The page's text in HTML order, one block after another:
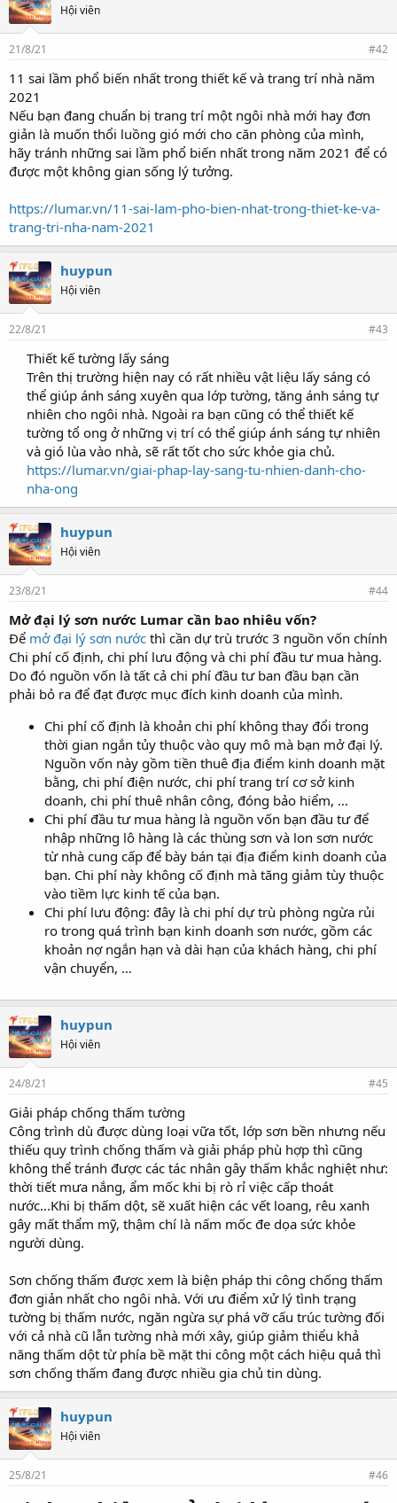
Hội viên
21/8/21 #42
11 sai lầm phổ biến nhất trong thiết kế và trang trí nhà năm
2021
Nếu bạn đang chuẩn bị trang trí một ngôi nhà mới hay đơn
giản là muốn thổi luồng gió mới cho căn phòng của mình,
hãy tránh những sai lầm phổ biến nhất trong năm 2021 để có
được một không gian sống lý tưởng.
https://lumar.vn/11-sai-lam-pho-bien-nhat-trong-thiet-ke-va-
trang-tri-nha-nam-2021
huypun
Hội viên
22/8/21 #43
Thiết kế tường lấy sáng
Trên thị trường hiện nay có rất nhiều vật liệu lấy sáng có
thể giúp ánh sáng xuyên qua lớp tường, tăng ánh sáng tự
nhiên cho ngôi nhà. Ngoài ra bạn cũng có thể thiết kế
tường tổ ong ở những vị trí có thể giúp ánh sáng tự nhiên
và gió lùa vào nhà, sẽ rất tốt cho sức khỏe gia chủ.
https://lumar.vn/giai-phap-lay-sang-tu-nhien-danh-cho-
nha-ong
huypun
Hội viên
23/8/21 #44
Mở đại lý sơn nước Lumar cần bao nhiêu vốn?
Để mở đại lý sơn nước thì cần dự trù trước 3 nguồn vốn chính
Chi phí cố định, chi phí lưu động và chi phí đầu tư mua hàng.
Do đó nguồn vốn là tất cả chi phí đầu tư ban đầu bạn cần
phải bỏ ra để đạt được mục đích kinh doanh của mình.
Chi phí cố định là khoản chi phí không thay đổi trong
thời gian ngắn tủy thuộc vào quy mô mà bạn mở đại lý.
Nguồn vốn này gồm tiền thuê địa điểm kinh doanh mặt
bằng, chi phí điện nước, chi phí trang trí cơ sở kinh
doanh, chi phí thuê nhân công, đóng bảo hiểm, …
Chi phí đầu tư mua hàng là nguồn vốn bạn đầu tư để
nhập những lô hàng là các thùng sơn và lon sơn nước
từ nhà cung cấp để bày bán tại địa điểm kinh doanh của
bạn. Chi phí này không cố định mà tăng giảm tùy thuộc
vào tiềm lực kinh tế của bạn.
Chi phí lưu động: đây là chi phí dự trù phòng ngừa rủi
ro trong quá trình bạn kinh doanh sơn nước, gồm các
khoản nợ ngắn hạn và dài hạn của khách hàng, chi phí
vận chuyển, …
huypun
Hội viên
24/8/21 #45
Giải pháp chống thấm tường
Công trình dù được dùng loại vữa tốt, lớp sơn bền nhưng nếu
thiếu quy trình chống thấm và giải pháp phù hợp thì cũng
không thể tránh được các tác nhân gây thấm khắc nghiệt như:
thời tiết mưa nắng, ẩm mốc khi bị rò rỉ việc cấp thoát
nước...Khi bị thấm dột, sẽ xuất hiện các vết loang, rêu xanh
gây mất thẩm mỹ, thậm chí là nấm mốc đe dọa sức khỏe
người dùng.
Sơn chống thấm được xem là biện pháp thi công chống thấm
đơn giản nhất cho ngôi nhà. Với ưu điểm xử lý tình trạng
tường bị thấm nước, ngăn ngừa sự phá vỡ cấu trúc tường đối
với cả nhà cũ lẫn tường nhà mới xây, giúp giảm thiểu khả
năng thấm dột từ phía bề mặt thi công một cách hiệu quả thì
sơn chống thấm đang được nhiều gia chủ tin dùng.
huypun
Hội viên
25/8/21 #46